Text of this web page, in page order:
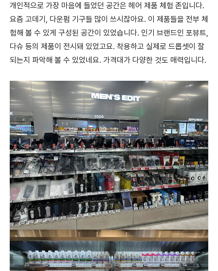
개인적으로 가장 마음에 들었던 공간은 헤어 제품 체험 존입니다.
요즘 고데기, 다운펌 기구들 많이 쓰시잖아요. 이 제품들을 전부 체
험해 볼 수 있게 구성된 공간이 있었습니다. 인기 브랜드인 포뷰트,
다슈 등의 제품이 전시돼 있었고요. 착용하고 실제로 드롭셋이 잘
되는지 파악해 볼 수 있었네요. 가격대가 다양한 것도 매력입니다.